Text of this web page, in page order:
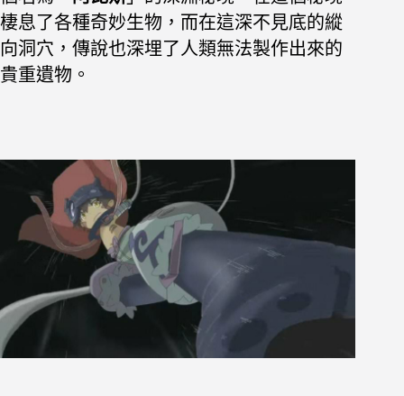
棲息了各種奇妙生物，而在這深不見底的縱
向洞穴，傳說也深埋了人類無法製作出來的
貴重遺物。